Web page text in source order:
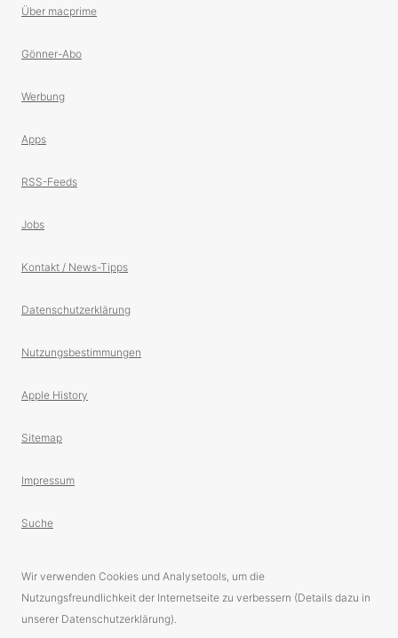
Über macprime
Gönner-Abo
Werbung
Apps
RSS-Feeds
Jobs
Kontakt / News-Tipps
Datenschutzerklärung
Nutzungsbestimmungen
Apple History
Sitemap
Impressum
Suche
Wir verwenden Cookies und Analysetools, um die
Nutzungsfreundlichkeit der Internetseite zu verbessern (Details dazu in
unserer Datenschutzerklärung).